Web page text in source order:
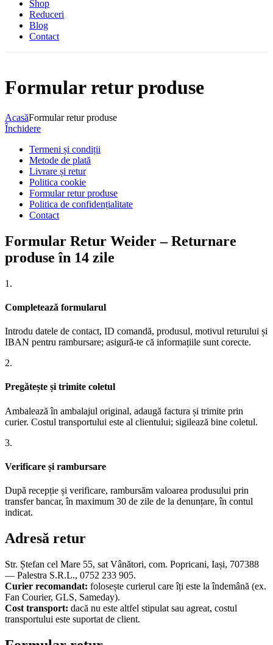
Shop
Reduceri
Blog
Contact
Formular retur produse
AcasăFormular retur produse
Închidere
Termeni și condiții
Metode de plată
Livrare și retur
Politica cookie
Formular retur produse
Politica de confidențialitate
Contact
Formular Retur Weider – Returnare
produse în 14 zile
1.
Completează formularul
Introdu datele de contact, ID comandă, produsul, motivul returului și
IBAN pentru rambursare; asigură-te că informațiile sunt corecte.
2.
Pregătește și trimite coletul
Ambalează în ambalajul original, adaugă factura și trimite prin
curier. Costul transportului este al clientului; sigilează bine coletul.
3.
Verificare și rambursare
După recepție și verificare, rambursăm valoarea produsului prin
transfer bancar, în maximum 30 de zile de la denunțare, în contul
indicat.
Adresă retur
Str. Ștefan cel Mare 55, sat Vânători, com. Popricani, Iași, 707388
— Palestra S.R.L., 0752 233 905.
Curier recomandat: folosește curierul care îți este la îndemână (ex.
Fan Courier, GLS, Sameday).
Cost transport: dacă nu este altfel stipulat sau agreat, costul
transportului este suportat de client.